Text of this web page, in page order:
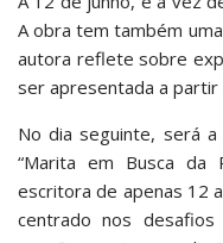
A obra tem também
autora reflete sobre
ser apresentada a partir
No dia seguinte, será
“Marita em Busca da
escritora de apenas 12
centrado nos